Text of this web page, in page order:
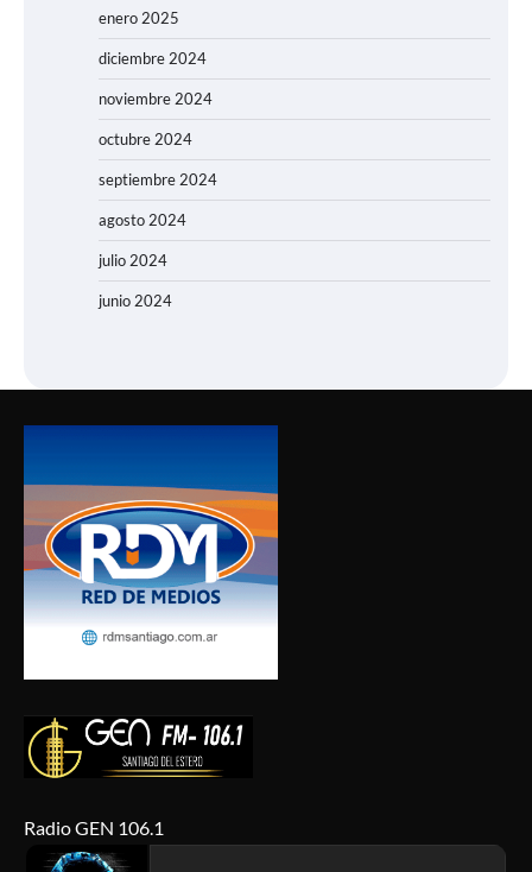
enero 2025
diciembre 2024
noviembre 2024
octubre 2024
septiembre 2024
agosto 2024
julio 2024
junio 2024
Radio GEN 106.1